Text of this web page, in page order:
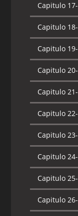
Capitulo 17-
Capitulo 18-
Capitulo 19-
Capitulo 20-
Capitulo 21-
Capitulo 22-
Capitulo 23-
Capitulo 24-
Capitulo 25-
Capitulo 26-